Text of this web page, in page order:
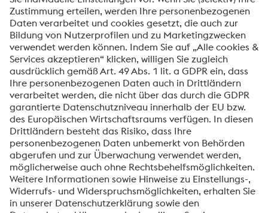
Hier klicken
FriendlyCaptcha ⇗
Mit dem Absenden dieses Formulars werden Ihre
personenbezogenen Daten zum Zweck der Bearbeitung
Ihrer Anfrage verarbeitet. Weitere Informationen zur
Verarbeitung Ihrer personenbezogenen Daten sowie zu
Ihren Rechten finden Sie in unserer
Datenschutzmitteilung.
voestalpine High Performance Metals International
GmbH